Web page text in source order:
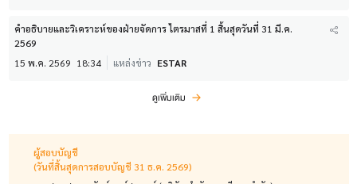
คำอธิบายและวิเคราะห์ของฝ่ายจัดการ ไตรมาสที่ 1 สิ้นสุดวันที่ 31 มี.ค.
2569
15 พ.ค. 2569 18:34 แหล่งข่าว ESTAR
ดูเพิ่มเติม
ผู้สอบบัญชี
(วันที่สิ้นสุดการสอบบัญชี 31 ธ.ค. 2569)